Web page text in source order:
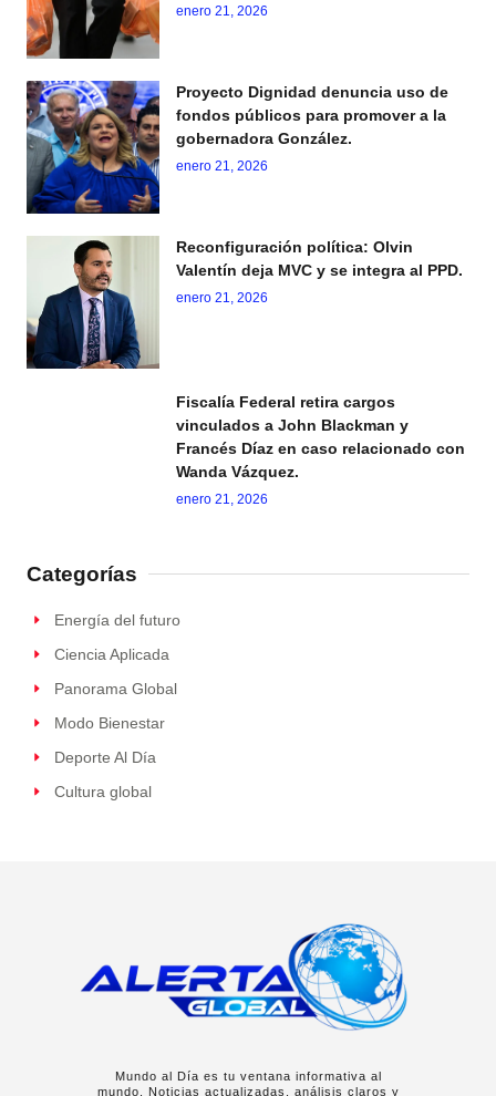
enero 21, 2026
Proyecto Dignidad denuncia uso de
fondos públicos para promover a la
gobernadora González.
enero 21, 2026
Reconfiguración política: Olvin
Valentín deja MVC y se integra al PPD.
enero 21, 2026
Fiscalía Federal retira cargos
vinculados a John Blackman y
Francés Díaz en caso relacionado con
Wanda Vázquez.
enero 21, 2026
Categorías
Energía del futuro
Ciencia Aplicada
Panorama Global
Modo Bienestar
Deporte Al Día
Cultura global
Mundo al Día es tu ventana informativa al
mundo. Noticias actualizadas, análisis claros y